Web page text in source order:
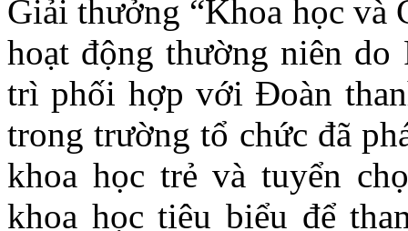
Giải thưởng “Khoa học và
hoạt động thường niên do
trì phối hợp với Đoàn
trong trường tổ chức đã
khoa học trẻ và tuyển
khoa học tiêu biểu để